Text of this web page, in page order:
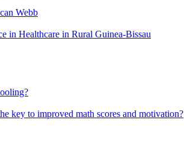
Webb
in Healthcare in Rural Guinea-Bissau
key to improved math scores and motivation?